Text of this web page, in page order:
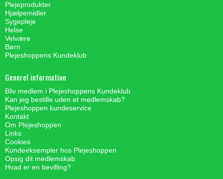
Plejeprodukter
Hjælpemidler
Sygepleje
Helse
Velvære
Børn
Plejeshoppens Kundeklub
Generel information
Bliv medlem i Plejeshoppens Kundeklub
Kan jeg bestille uden et medlemskab?
Plejeshoppen kundeservice
Kontakt
Om Plejeshoppen
Links
Cookies
Kundeeksempler hos Plejeshoppen
Opsig dit medlemskab
Hvad er en bevilling?